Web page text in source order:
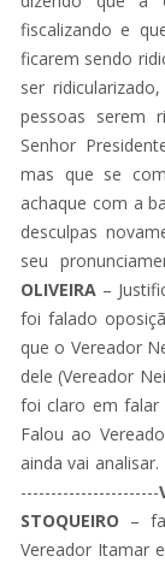
fiscalizando e
ficarem sendo
ser
pessoas serem
Senhor
mas que se
achaque com a
desculpas
seu
OLIVEIRA –
foi falado
que o Vereador
dele (Vereador
foi claro em
Falou ao
ainda vai
-----------------------
STOQUEIRO –
Vereador Itamar